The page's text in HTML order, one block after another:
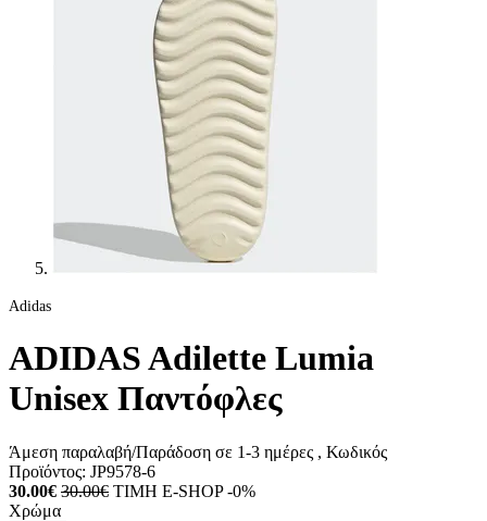
Adidas
ADIDAS Adilette Lumia
Unisex Παντόφλες
Άμεση παραλαβή/Παράδοση σε 1-3 ημέρες , Κωδικός
Προϊόντος: JP9578-6
30.00€ 30.00€ ΤΙΜΗ E-SHOP -0%
Χρώμα